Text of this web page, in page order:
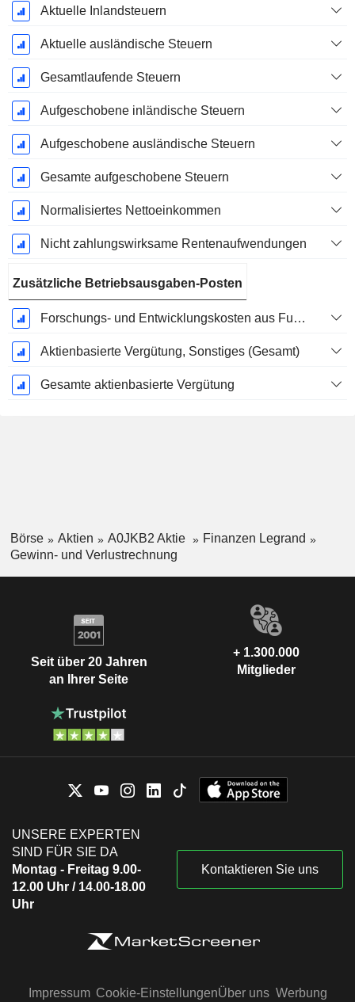
Aktuelle Inlandsteuern
Aktuelle ausländische Steuern
Gesamtlaufende Steuern
Aufgeschobene inländische Steuern
Aufgeschobene ausländische Steuern
Gesamte aufgeschobene Steuern
Normalisiertes Nettoeinkommen
Nicht zahlungswirksame Rentenaufwendungen
Zusätzliche Betriebsausgaben-Posten
Forschungs- und Entwicklungskosten aus Fußnoten
Aktienbasierte Vergütung, Sonstiges (Gesamt)
Gesamte aktienbasierte Vergütung
Börse Aktien A0JKB2 Aktie
Finanzen Legrand
Gewinn- und Verlustrechnung
Seit über 20 Jahren
an Ihrer Seite
+ 1.300.000
Mitglieder
UNSERE EXPERTEN
SIND FÜR SIE DA
Montag - Freitag 9.00-
12.00 Uhr / 14.00-18.00
Uhr
Kontaktieren Sie uns
Impressum Cookie-EinstellungenÜber uns Werbung